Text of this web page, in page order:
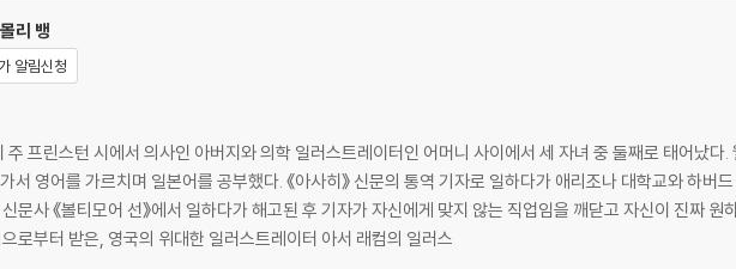
몰리 뱅
알림신청
프린스턴 시에서 의사인 아버지와 의학 일러스트레이터인 어머니 사이에서 세 자녀 중 둘째로 태어났다.
서 영어를 가르치며 일본어를 공부했다. 《아사히》 신문의 통역 기자로 일하다가 애리조나 대학교와 하버
문사 《볼티모어 선》에서 일하다가 해고된 후 기자가 자신에게 맞지 않는 직업임을 깨닫고 자신이 진짜
로부터 받은, 영국의 위대한 일러스트레이터 아서 래컴의 일러스